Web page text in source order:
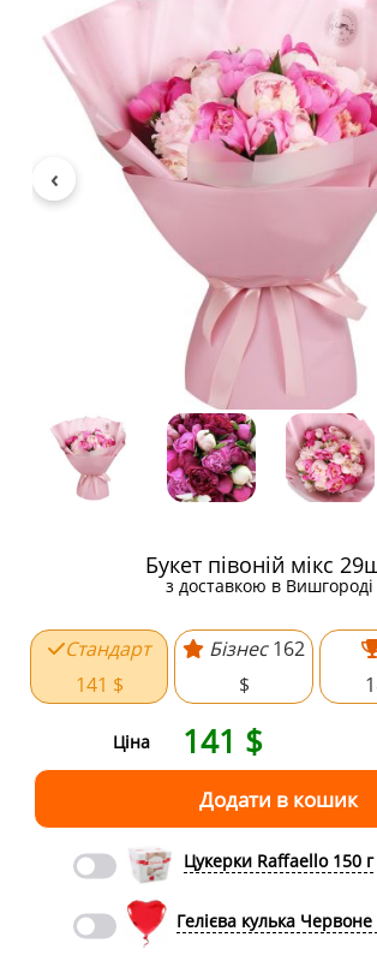
Букет півоній мікс
з доставкою в Вишгороді
Стандарт
141 $
Бізнес 162
$
Ціна 141 $
Цукерки Raffaello 150 г
Гелієва кулька